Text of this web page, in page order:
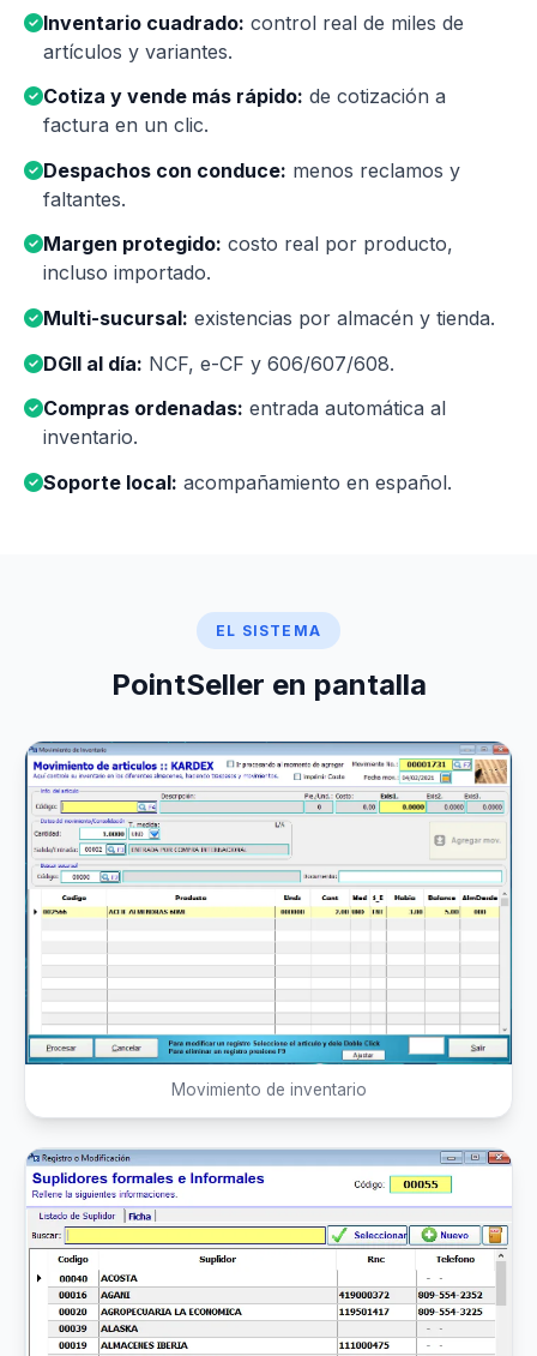
Inventario cuadrado: control real de miles de
artículos y variantes.
Cotiza y vende más rápido: de cotización a
factura en un clic.
Despachos con conduce: menos reclamos y
faltantes.
Margen protegido: costo real por producto,
incluso importado.
Multi-sucursal: existencias por almacén y tienda.
DGII al día: NCF, e-CF y 606/607/608.
Compras ordenadas: entrada automática al
inventario.
Soporte local: acompañamiento en español.
EL SISTEMA
PointSeller en pantalla
Movimiento de inventario